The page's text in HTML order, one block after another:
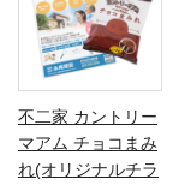
不二家 カントリー
マアム チョコまみ
れ(オリジナルチラ